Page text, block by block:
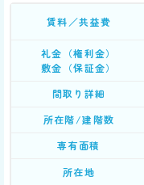
賃料／共益費
礼金（権利金）
敷金（保証金）
間取り詳細
所在階/建階数
専有面積
所在地